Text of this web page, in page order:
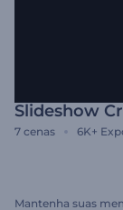
Slideshow
7 cenas 6K+
Mantenha suas